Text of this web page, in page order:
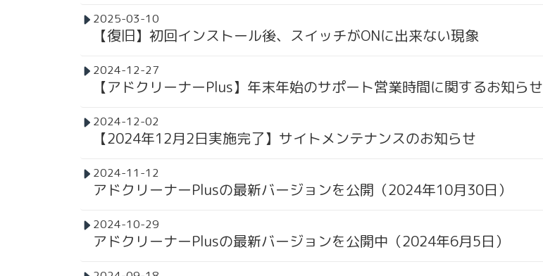
2025-03-10
【復旧】初回インストール後、スイッチがONに出来ない現象
2024-12-27
【アドクリーナーPlus】年末年始のサポート営業時間に関するお知らせ
2024-12-02
【2024年12月2日実施完了】サイトメンテナンスのお知らせ
2024-11-12
アドクリーナーPlusの最新バージョンを公開（2024年10月30日）
2024-10-29
アドクリーナーPlusの最新バージョンを公開中（2024年6月5日）